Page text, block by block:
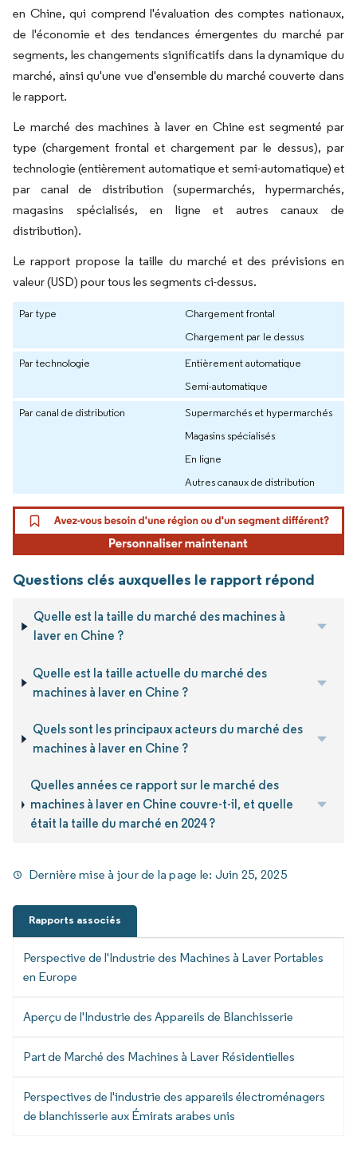
en Chine, qui comprend l'évaluation des comptes nationaux,
de l'économie et des tendances émergentes du marché par
segments, les changements significatifs dans la dynamique du
marché, ainsi qu'une vue d'ensemble du marché couverte dans
le rapport.
Le marché des machines à laver en Chine est segmenté par
type (chargement frontal et chargement par le dessus), par
technologie (entièrement automatique et semi-automatique) et
par canal de distribution (supermarchés, hypermarchés,
magasins spécialisés, en ligne et autres canaux de
distribution).
Le rapport propose la taille du marché et des prévisions en
valeur (USD) pour tous les segments ci-dessus.
Par type
Chargement frontal
Chargement par le dessus
Par technologie
Entièrement automatique
Semi-automatique
Par canal de distribution
Supermarchés et hypermarchés
Magasins spécialisés
En ligne
Autres canaux de distribution
Questions clés auxquelles le rapport répond
Quelle est la taille du marché des machines à
laver en Chine ?
Quelle est la taille actuelle du marché des
machines à laver en Chine ?
Quels sont les principaux acteurs du marché des
machines à laver en Chine ?
Quelles années ce rapport sur le marché des
machines à laver en Chine couvre-t-il, et quelle
était la taille du marché en 2024 ?
Dernière mise à jour de la page le: Juin 25, 2025
Rapports associés
Perspective de l'Industrie des Machines à Laver Portables
en Europe
Aperçu de l'Industrie des Appareils de Blanchisserie
Part de Marché des Machines à Laver Résidentielles
Perspectives de l'industrie des appareils électroménagers
de blanchisserie aux Émirats arabes unis